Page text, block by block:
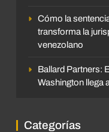
Cómo la
transforma la
venezolano
Ballard Partners:
Washington llega
Categorías